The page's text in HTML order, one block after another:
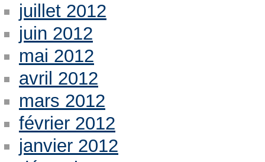
juillet 2012
juin 2012
mai 2012
avril 2012
mars 2012
février 2012
janvier 2012